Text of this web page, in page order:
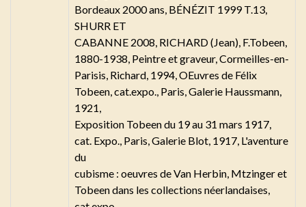
Bordeaux 2000 ans, BÉNÉZIT 1999 T.13,
SHURR ET
CABANNE 2008, RICHARD (Jean), F.Tobeen,
1880-1938, Peintre et graveur, Cormeilles-en-
Parisis, Richard, 1994, OEuvres de Félix
Tobeen, cat.expo., Paris, Galerie Haussmann,
1921,
Exposition Tobeen du 19 au 31 mars 1917,
cat. Expo., Paris, Galerie Blot, 1917, L'aventure
du
cubisme : oeuvres de Van Herbin, Mtzinger et
Tobeen dans les collections néerlandaises,